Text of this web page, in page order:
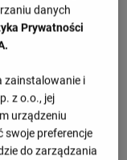
danych
Prywatności
zainstalowanie i
z o.o., jej
urządzeniu
swoje preferencje
do zarządzania